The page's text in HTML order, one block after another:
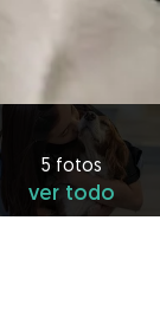
5 fotos
ver todo